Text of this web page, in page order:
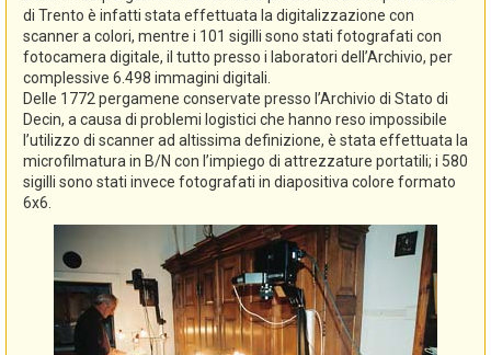
di Trento è infatti stata effettuata la digitalizzazione con
scanner a colori, mentre i 101 sigilli sono stati fotografati con
fotocamera digitale, il tutto presso i laboratori dell’Archivio, per
complessive 6.498 immagini digitali.
Delle 1772 pergamene conservate presso l’Archivio di Stato di
Decin, a causa di problemi logistici che hanno reso impossibile
l’utilizzo di scanner ad altissima definizione, è stata effettuata la
microfilmatura in B/N con l’impiego di attrezzature portatili; i 580
sigilli sono stati invece fotografati in diapositiva colore formato
6x6.